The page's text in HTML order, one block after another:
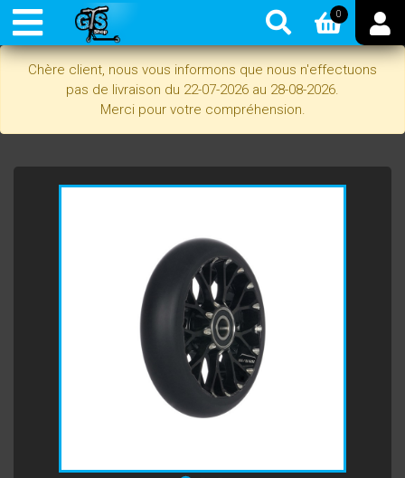
Chère client, nous vous informons que nous n'effectuons
pas de livraison du 22-07-2026 au 28-08-2026.
Merci pour votre compréhension.
0